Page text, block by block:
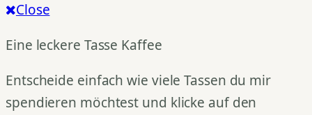
Close
Eine leckere Tasse Kaffee
Entscheide einfach wie viele Tassen du mir
spendieren möchtest und klicke auf den